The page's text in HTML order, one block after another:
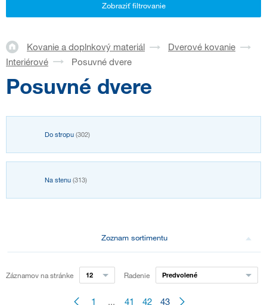
Zobraziť filtrovanie
Kovanie a doplnkový materiál
Dverové kovanie
Interiérové
Posuvné dvere
Posuvné dvere
Do stropu (302)
Na stenu (313)
Zoznam sortimentu
Záznamov na stránke 12 Radenie Predvolené
1 ... 41 42 43